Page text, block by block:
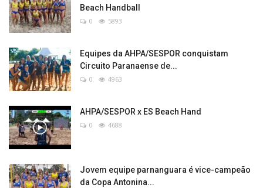
Beach Handball
0 5893
Equipes da AHPA/SESPOR conquistam
Circuito Paranaense de...
0 4963
AHPA/SESPOR x ES Beach Hand
0 4688
Jovem equipe parnanguara é vice-campeão
da Copa Antonina...